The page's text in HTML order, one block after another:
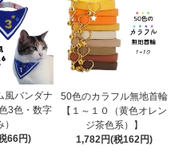
風バンダナ
3色・数字
66円)
50色のカラフル無地首輪
【１～１０（黄色オレン
ジ茶色系）】
1,782円(税162円)